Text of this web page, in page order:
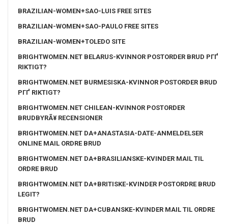
BRAZILIAN-WOMEN+SAO-LUIS FREE SITES
BRAZILIAN-WOMEN+SAO-PAULO FREE SITES
BRAZILIAN-WOMEN+TOLEDO SITE
BRIGHTWOMEN.NET BELARUS-KVINNOR POSTORDER BRUD PГҐ
RIKTIGT?
BRIGHTWOMEN.NET BURMESISKA-KVINNOR POSTORDER BRUD
PГҐ RIKTIGT?
BRIGHTWOMEN.NET CHILEAN-KVINNOR POSTORDER
BRUDBYRÃ¥ RECENSIONER
BRIGHTWOMEN.NET DA+ANASTASIA-DATE-ANMELDELSER
ONLINE MAIL ORDRE BRUD
BRIGHTWOMEN.NET DA+BRASILIANSKE-KVINDER MAIL TIL
ORDRE BRUD
BRIGHTWOMEN.NET DA+BRITISKE-KVINDER POSTORDRE BRUD
LEGIT?
BRIGHTWOMEN.NET DA+CUBANSKE-KVINDER MAIL TIL ORDRE
BRUD